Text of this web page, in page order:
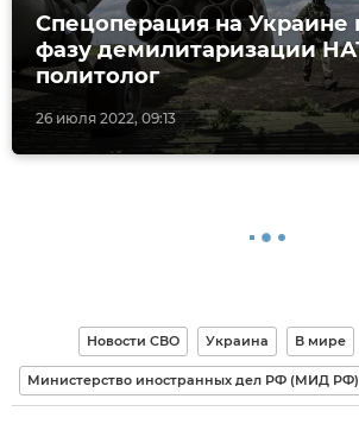
26 июля 2022, 09:13
Спецоперация на Украине
фазу демилитаризации
политолог
Новости СВО Украина В мире
Министерство иностранных дел РФ (МИД РФ)